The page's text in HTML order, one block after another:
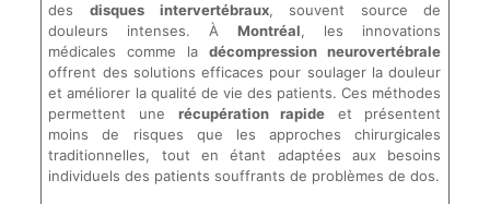
des disques intervertébraux, souvent source de
douleurs intenses. ÀMontréal, les innovations
médicales comme ladécompression neurovertébrale
offrent des solutions efficaces pour soulager la douleur
et améliorer la qualité de vie des patients. Ces méthodes
permettent une récupération rapide et présentent
moins de risques que les approches chirurgicales
traditionnelles, tout en étant adaptées aux besoins
individuels des patients souffrants de problèmes de dos.